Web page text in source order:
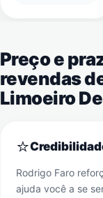
Preço e
revendas
Limoeiro
⭐
Rodrigo Faro
ajuda você a se